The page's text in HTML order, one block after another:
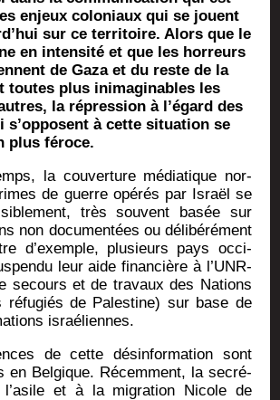
enjeux colo­niaux qui se jouent
sur ce ter­ri­toire. Alors que le
en inten­si­té et que les hor­reurs
de Gaza et du reste de la
toutes plus inima­gi­nables les
la répres­sion à l’é­gard des
s’op­posent à cette situa­tion se
plus féroce.
la cou­ver­ture média­tique nor­
de guerre opé­rés par Israël se
très sou­vent basée sur
non docu­men­tées ou déli­bé­ré­ment
d’exemple, plu­sieurs pays occi­
leur aide finan­cière à l’UNR­
secours et de tra­vaux des Nations
réfu­giés de Pales­tine) sur base de
israéliennes.
de cette dés­in­for­ma­tion sont
en Bel­gique. Récem­ment, la secré­
l’a­sile et à la migra­tion Nicole de